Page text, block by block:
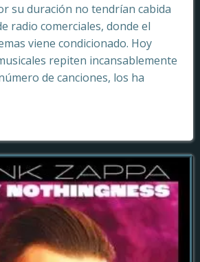
su duración no tendrían cabida
radio comerciales, donde el
viene condicionado. Hoy
repiten incansablemente
de canciones, los ha